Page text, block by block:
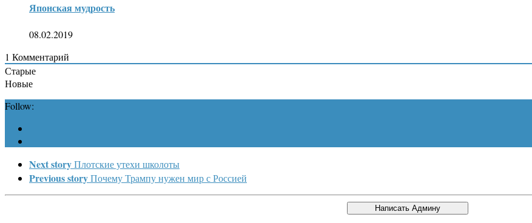
Японская мудрость
08.02.2019
1 Комментарий
Старые
Новые
Follow:
Next storyПлотские утехи школоты
Previous storyПочему Трампу нужен мир с Россией